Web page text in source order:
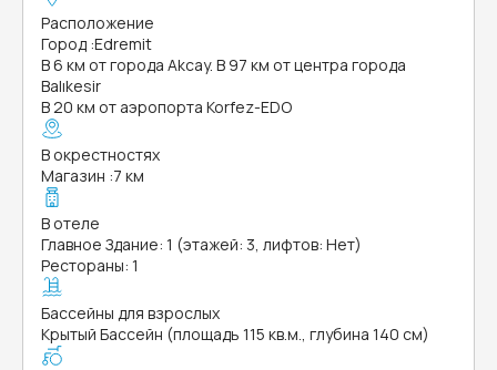
Расположение
Город :Edremit
В 6 км от города Akcay. В 97 км от центра города
Balıkesir
В 20 км от аэропорта Korfez-EDO
В окрестностях
Магазин :7 км
В отеле
Главное Здание: 1 (этажей: 3, лифтов: Нет)
Рестораны: 1
Бассейны для взрослых
Крытый Бассейн (площадь 115 кв.м., глубина 140 см)